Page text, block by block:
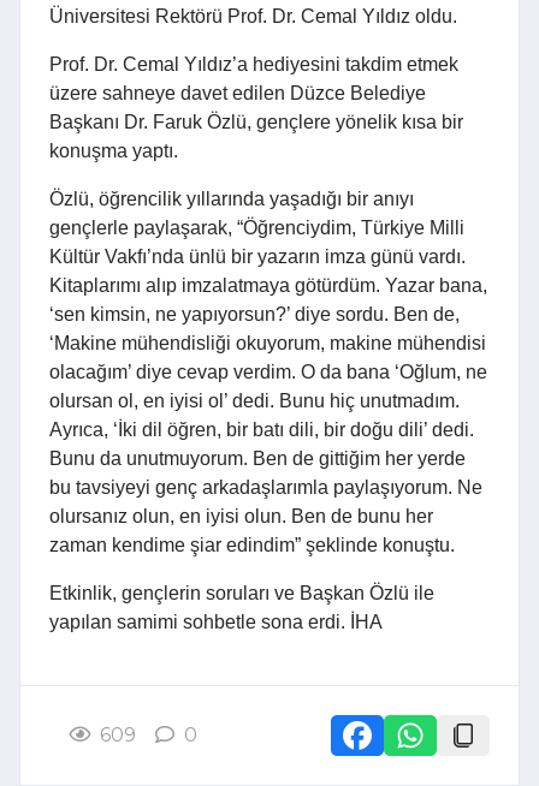
Üniversitesi Rektörü Prof. Dr. Cemal Yıldız oldu.
Prof. Dr. Cemal Yıldız’a hediyesini takdim etmek
üzere sahneye davet edilen Düzce Belediye
Başkanı Dr. Faruk Özlü, gençlere yönelik kısa bir
konuşma yaptı.
Özlü, öğrencilik yıllarında yaşadığı bir anıyı
gençlerle paylaşarak, “Öğrenciydim, Türkiye Milli
Kültür Vakfı’nda ünlü bir yazarın imza günü vardı.
Kitaplarımı alıp imzalatmaya götürdüm. Yazar bana,
‘sen kimsin, ne yapıyorsun?’ diye sordu. Ben de,
‘Makine mühendisliği okuyorum, makine mühendisi
olacağım’ diye cevap verdim. O da bana ‘Oğlum, ne
olursan ol, en iyisi ol’ dedi. Bunu hiç unutmadım.
Ayrıca, ‘İki dil öğren, bir batı dili, bir doğu dili’ dedi.
Bunu da unutmuyorum. Ben de gittiğim her yerde
bu tavsiyeyi genç arkadaşlarımla paylaşıyorum. Ne
olursanız olun, en iyisi olun. Ben de bunu her
zaman kendime şiar edindim” şeklinde konuştu.
Etkinlik, gençlerin soruları ve Başkan Özlü ile
yapılan samimi sohbetle sona erdi. İHA
609 0